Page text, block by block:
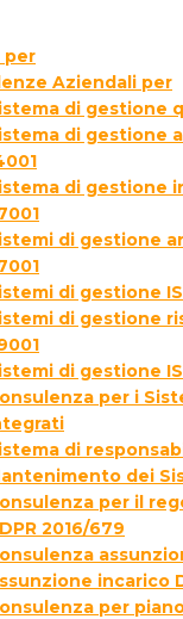
per
Aziendali per
di gestione
di gestione
di gestione
di gestione
di gestione
di gestione
di gestione
per i
di
dei
per il
2016/679
incarico
per piano